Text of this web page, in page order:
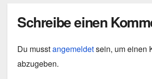
Schreibe einen
Du musstangemeldetsein, um einen
abzugeben.